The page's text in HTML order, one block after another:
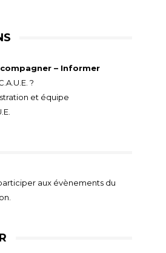
– Informer
?
et équipe
aux évènements du